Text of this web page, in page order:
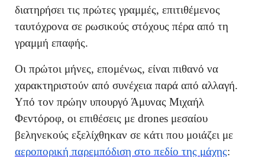
διατηρήσει τις πρώτες γραμμές, επιτιθέμενος
ταυτόχρονα σε ρωσικούς στόχους πέρα από τη
γραμμή επαφής.
Οι πρώτοι μήνες, επομένως, είναι πιθανό να
χαρακτηριστούν από συνέχεια παρά από αλλαγή.
Υπό τον πρώην υπουργό Άμυνας Μιχαήλ
Φεντόροφ, οι επιθέσεις με drones μεσαίου
βεληνεκούς εξελίχθηκαν σε κάτι που μοιάζει με
αεροπορική παρεμπόδιση στο πεδίο της μάχης: